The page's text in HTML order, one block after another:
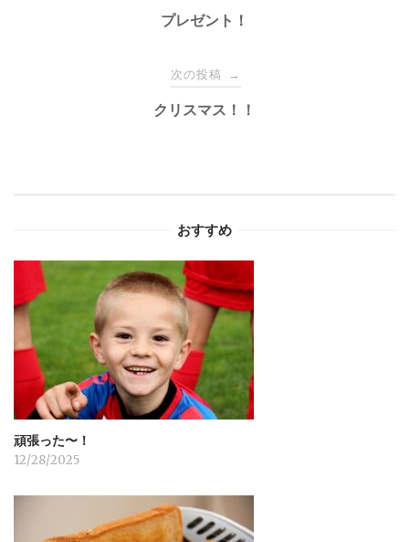
シ
ョ
ン
プレゼント！
次の投稿 →
クリスマス！！
おすすめ
頑張った〜！
12/28/2025